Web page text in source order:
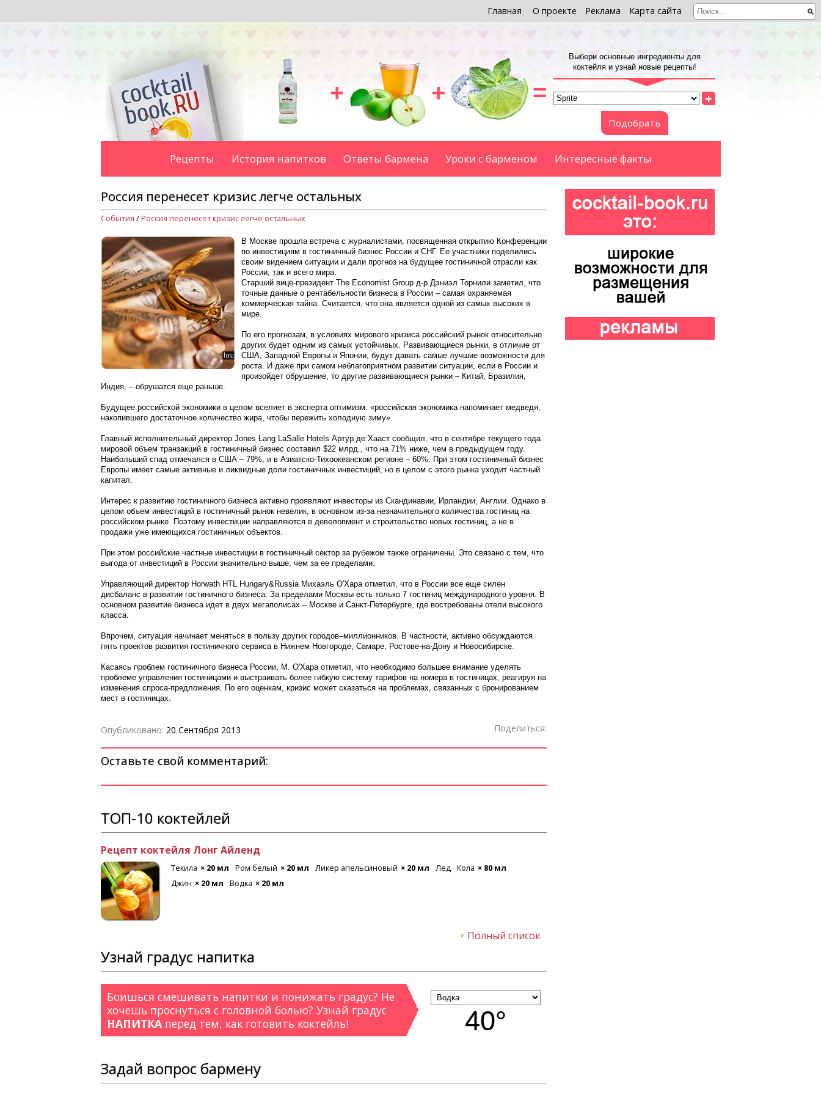
Главная О проекте Реклама Карта сайта
+ + =
Выбери основные ингредиенты для
коктейля и узнай новые рецепты!
+
Подобрать
Рецепты История напитков Ответы бармена Уроки с барменом Интересные факты
Россия перенесет кризис легче остальных
События /Россия перенесет кризис легче остальных
В Москве прошла встреча с журналистами, посвященная открытию Конференции
по инвестициям в гостиничный бизнес России и СНГ. Ее участники поделились
своим видением ситуации и дали прогноз на будущее гостиничной отрасли как
России, так и всего мира.
Старший вице-президент The Economist Group д-р Дэниэл Торнили заметил, что
точные данные о рентабельности бизнеса в России – самая охраняемая
коммерческая тайна. Считается, что она является одной из самых высоких в
мире.
По его прогнозам, в условиях мирового кризиса российский рынок относительно
других будет одним из самых устойчивых. Развивающиеся рынки, в отличие от
США, Западной Европы и Японии, будут давать самые лучшие возможности для
роста. И даже при самом неблагоприятном развитии ситуации, если в России и
произойдет обрушение, то другие развивающиеся рынки – Китай, Бразилия,
Индия, – обрушатся еще раньше.
Будущее российской экономики в целом вселяет в эксперта оптимизм: «российская экономика напоминает медведя,
накопившего достаточное количество жира, чтобы пережить холодную зиму».
Главный исполнительный директор Jones Lang LaSalle Hotels Артур де Хааст сообщил, что в сентябре текущего года
мировой объем транзакций в гостиничный бизнес составил $22 млрд., что на 71% ниже, чем в предыдущем году.
Наибольший спад отмечался в США – 79%, и в Азиатско-Тихоокеанском регионе – 60%. При этом гостиничный бизнес
Европы имеет самые активные и ликвидные доли гостиничных инвестиций, но в целом с этого рынка уходит частный
капитал.
Интерес к развитию гостиничного бизнеса активно проявляют инвесторы из Скандинавии, Ирландии, Англии. Однако в
целом объем инвестиций в гостиничный рынок невелик, в основном из-за незначительного количества гостиниц на
российском рынке. Поэтому инвестиции направляются в девелопмент и строительство новых гостиниц, а не в
продажи уже имеющихся гостиничных объектов.
При этом российские частные инвестиции в гостиничный сектор за рубежом также ограничены. Это связано с тем, что
выгода от инвестиций в России значительно выше, чем за ее пределами.
Управляющий директор Horwath HTL Hungary&Russia Михаэль О'Хара отметил, что в России все еще силен
дисбаланс в развитии гостиничного бизнеса: За пределами Москвы есть только 7 гостиниц международного уровня. В
основном развитие бизнеса идет в двух мегаполисах – Москве и Санкт-Петербурге, где востребованы отели высокого
класса.
Впрочем, ситуация начинает меняться в пользу других городов–миллионников. В частности, активно обсуждаются
пять проектов развития гостиничного сервиса в Нижнем Новгороде, Самаре, Ростове-на-Дону и Новосибирске.
Касаясь проблем гостиничного бизнеса России, М. О'Хара отметил, что необходимо большее внимание уделять
проблеме управления гостиницами и выстраивать более гибкую систему тарифов на номера в гостиницах, реагируя на
изменения спроса-предложения. По его оценкам, кризис может сказаться на проблемах, связанных с бронированием
мест в гостиницах.
Поделиться:
Опубликовано: 20 Сентября 2013
Оставьте свой комментарий:
ТОП-10 коктейлей
Рецепт коктейля Лонг Айленд
Текила × 20 мл Ром белый × 20 мл Ликер апельсиновый × 20 мл Лед Кола × 80 мл
Джин × 20 мл Водка × 20 мл
Полный список
Узнай градус напитка
40°
Боишься смешивать напитки и понижать градус? Не
хочешь проснуться с головной болью? Узнай градус
НАПИТКА перед тем, как готовить коктейль!
Задай вопрос бармену